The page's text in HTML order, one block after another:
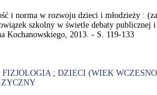
i norma w rozwoju dzieci i młodzieży :
szkolny w świetle debaty
Kochanowskiego, 2013. - S. 119-133
FIZJOLOGIA; DZIECI (WIEK